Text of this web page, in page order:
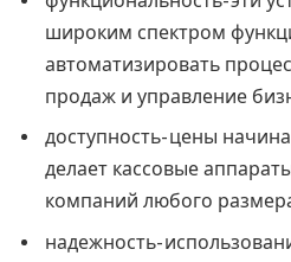
широким спектром
автоматизировать
продаж и управление
доступность- цены
делает кассовые
компаний любого
надежность-